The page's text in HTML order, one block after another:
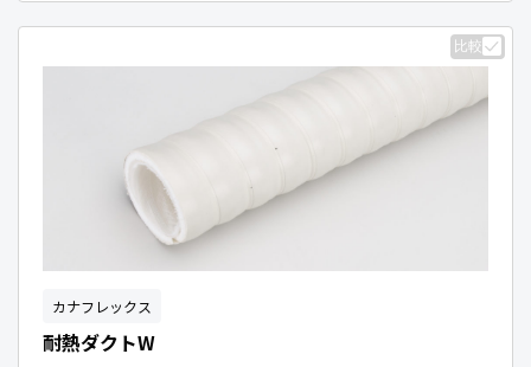
比較
カナフレックス
耐熱ダクトW